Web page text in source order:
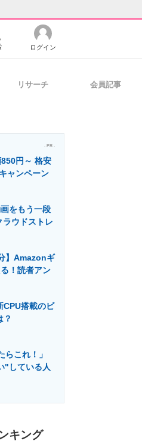
よく分かる
ーの最前線
ログイン
リサーチ 会員記事
- PR -
円～ 格安
ャンペーン
をもう一段
ラウドストレ
】Amazonギ
！読者アン
CPU搭載のビ
？
らこれ！」
"している人
キング